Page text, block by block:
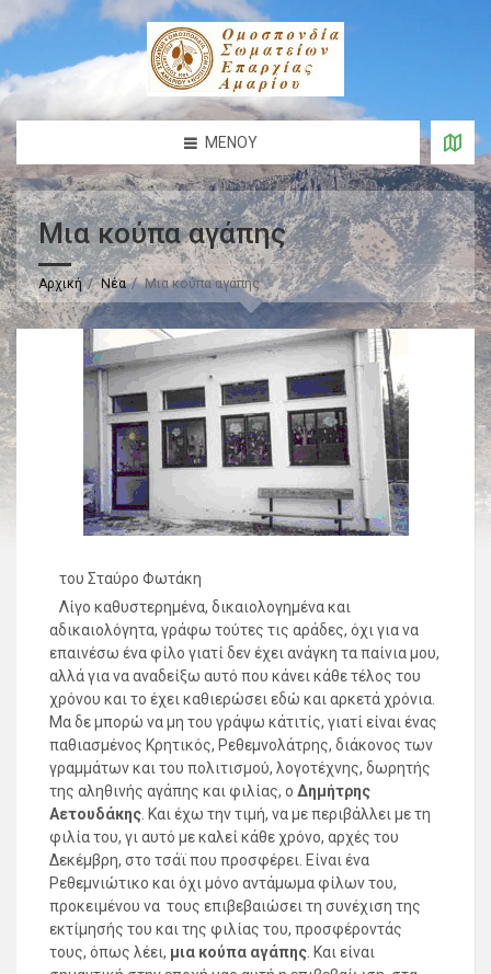
ΜΕΝΟΎ
Μια κούπα αγάπης
Αρχική Νέα Μια κούπα αγάπης
του Σταύρο Φωτάκη
Λίγο καθυστερημένα, δικαιολογημένα και
αδικαιολόγητα, γράφω τούτες τις αράδες, όχι για να
επαινέσω ένα φίλο γιατί δεν έχει ανάγκη τα παίνια μου,
αλλά για να αναδείξω αυτό που κάνει κάθε τέλος του
χρόνου και το έχει καθιερώσει εδώ και αρκετά χρόνια.
Μα δε μπορώ να μη του γράψω κάτιτίς, γιατί είναι ένας
παθιασμένος Κρητικός, Ρεθεμνολάτρης, διάκονος των
γραμμάτων και του πολιτισμού, λογοτέχνης, δωρητής
της αληθινής αγάπης και φιλίας, ο Δημήτρης
Αετουδάκης . Και έχω την τιμή, να με περιβάλλει με τη
φιλία του, γι αυτό με καλεί κάθε χρόνο, αρχές του
Δεκέμβρη, στο τσάϊ που προσφέρει. Είναι ένα
Ρεθεμνιώτικο και όχι μόνο αντάμωμα φίλων του,
προκειμένου να τους επιβεβαιώσει τη συνέχιση της
εκτίμησής του και της φιλίας του, προσφέροντάς
τους, όπως λέει, μια κούπα αγάπης . Και είναι